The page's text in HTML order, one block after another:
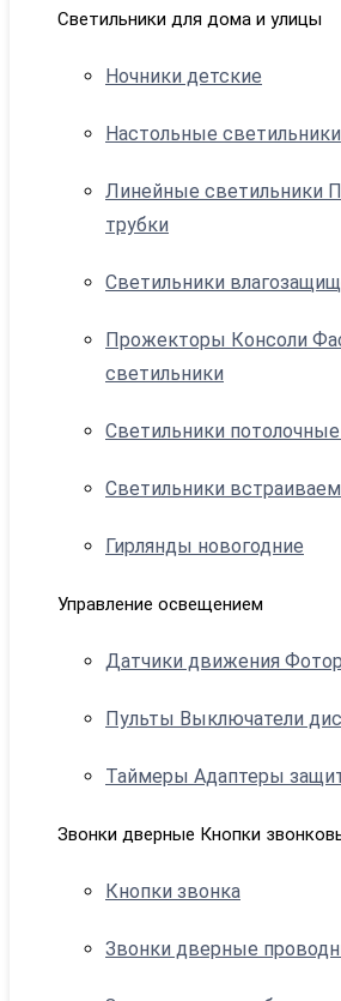
Светильники для дома и улицы
Ночники детские
Настольные светильники
Линейные светильники
трубки
Светильники
Прожекторы Консоли
светильники
Светильники
Светильники
Гирлянды новогодние
Управление освещением
Датчики движения
Пульты Выключатели
Таймеры Адаптеры
Звонки дверные Кнопки
Кнопки звонка
Звонки дверные